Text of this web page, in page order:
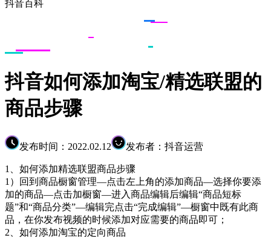
抖音百科
抖音如何添加淘宝/精选联盟的
商品步骤
发布时间：2022.02.12 发布者：抖音运营
1、如何添加精选联盟商品步骤
1）回到商品橱窗管理—点击左上角的添加商品—选择你要添
加的商品—点击加橱窗—进入商品编辑后编辑“商品短标
题”和“商品分类”—编辑完点击“完成编辑”—橱窗中既有此商
品，在你发布视频的时候添加对应需要的商品即可；
2、如何添加淘宝的定向商品